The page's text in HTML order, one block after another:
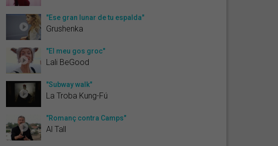
"Ese gran lunar de tu espalda"
Grushenka
"El meu gos groc"
Lali BeGood
"Subway walk"
La Troba Kung-Fú
"Romanç contra Camps"
Al Tall